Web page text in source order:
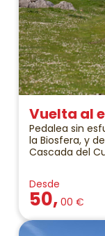
Vuelta al
Pedalea sin
la Biosfera, y
Cascada del
Desde
50, 00 €